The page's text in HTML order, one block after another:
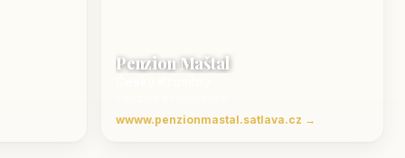
Penzion Maštal
wwww.penzionmastal.satlava.cz →